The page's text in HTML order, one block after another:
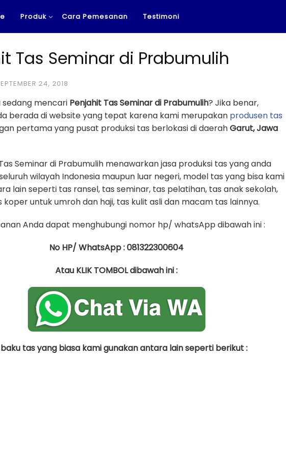
Produk Cara Pemesanan Testimoni
Tas Seminar di Prabumulih
24, 2018
mencari Penjahit Tas Seminar di Prabumulih? Jika benar,
berada di website yang tepat karena kami merupakan produsen tas
pertama yang pusat produksi tas berlokasi di daerahGarut, Jawa
Seminar di Prabumulih menawarkan jasa produksi tas yang anda
wilayah Indonesia maupun luar negeri, model tas yang bisa kami
lain seperti tas ransel, tas seminar, tas pelatihan, tas anak sekolah,
koper untuk umroh dan haji, tas kulit asli dan macam tas lainnya.
Anda dapat menghubungi nomor hp/ whatsApp dibawah ini :
No HP/ WhatsApp : 081322300604
Atau KLIK TOMBOL dibawah ini :
tas yang biasa kami gunakan antara lain seperti berikut :